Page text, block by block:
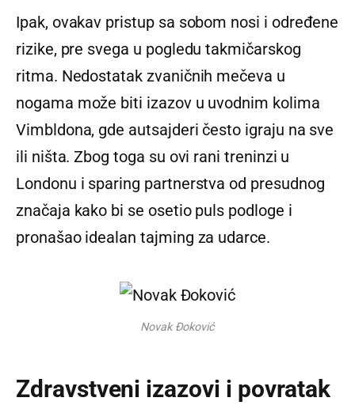
Ipak, ovakav pristup sa sobom nosi i određene
rizike, pre svega u pogledu takmičarskog
ritma. Nedostatak zvaničnih mečeva u
nogama može biti izazov u uvodnim kolima
Vimbldona, gde autsajderi često igraju na sve
ili ništa. Zbog toga su ovi rani treninzi u
Londonu i sparing partnerstva od presudnog
značaja kako bi se osetio puls podloge i
pronašao idealan tajming za udarce.
Novak Đoković
Zdravstveni izazovi i povratak